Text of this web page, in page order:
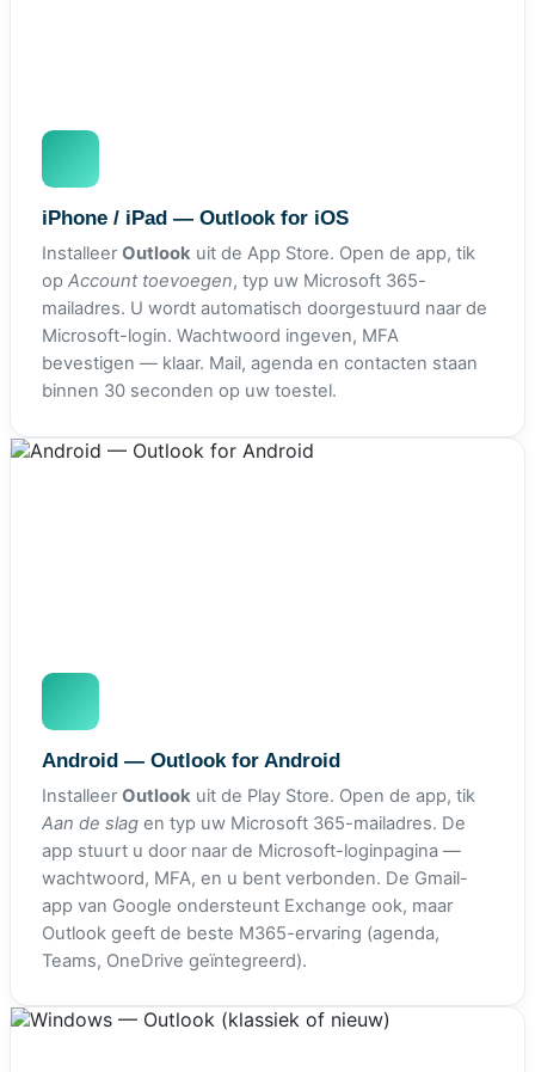
iPhone / iPad — Outlook for iOS
Installeer Outlookuit de App Store. Open de app, tik
op Account toevoegen, typ uw Microsoft 365-
mailadres. U wordt automatisch doorgestuurd naar de
Microsoft-login. Wachtwoord ingeven, MFA
bevestigen — klaar. Mail, agenda en contacten staan
binnen 30 seconden op uw toestel.
Android — Outlook for Android
Installeer Outlookuit de Play Store. Open de app, tik
Aan de slagen typ uw Microsoft 365-mailadres. De
app stuurt u door naar de Microsoft-loginpagina —
wachtwoord, MFA, en u bent verbonden. De Gmail-
app van Google ondersteunt Exchange ook, maar
Outlook geeft de beste M365-ervaring (agenda,
Teams, OneDrive geïntegreerd).